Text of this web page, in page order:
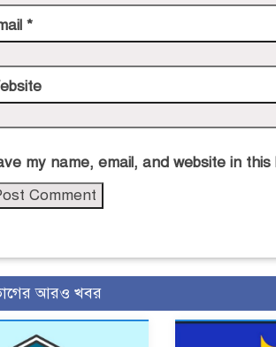
*
my name, email, and website in
আরও খবর